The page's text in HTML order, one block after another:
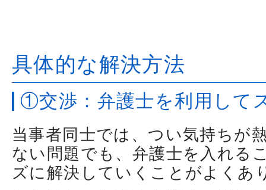
具体的な解決方法
①交渉：弁護士を利用して
当事者同士では、つい気持ちが
ない問題でも、弁護士を入れる
ズに解決していくことがよくあ